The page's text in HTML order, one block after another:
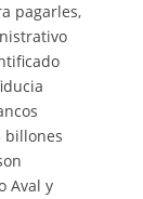
pagarles,
billones
Aval y